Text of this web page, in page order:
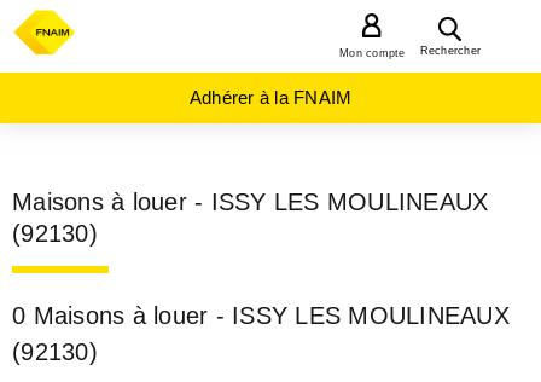
Rechercher
Mon compte
Adhérer à la FNAIM
Maisons à louer - ISSY LES MOULINEAUX
(92130)
0 Maisons à louer - ISSY LES MOULINEAUX
(92130)